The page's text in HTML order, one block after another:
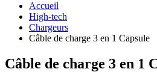
Accueil
High-tech
Chargeurs
Câble de charge 3 en 1 Capsule
Câble de charge 3 en 1